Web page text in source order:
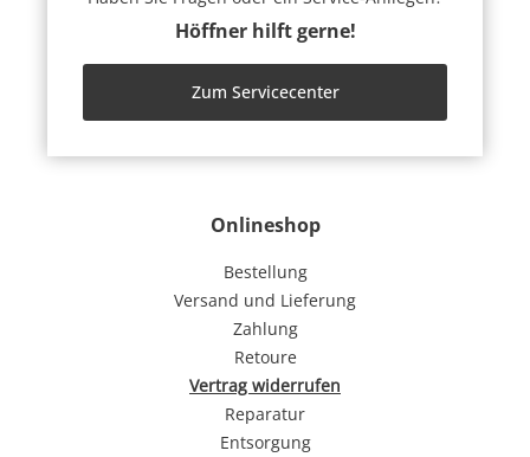
Onlineshop
Bestellung
Versand und Lieferung
Zahlung
Retoure
Vertrag widerrufen
Reparatur
Entsorgung
Höffner hilft gerne!
Zum Servicecenter